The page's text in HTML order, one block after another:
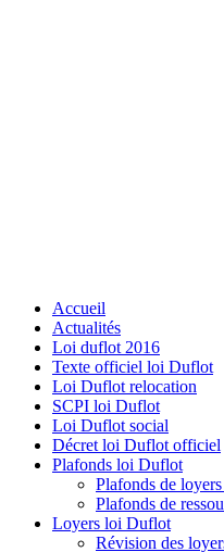
Accueil
Actualités
Loi duflot 2016
Texte officiel loi Duflot
Loi Duflot relocation
SCPI loi Duflot
Loi Duflot social
Décret loi Duflot officiel
Plafonds loi Duflot
Plafonds de
Plafonds de
Loyers loi Duflot
Révision des